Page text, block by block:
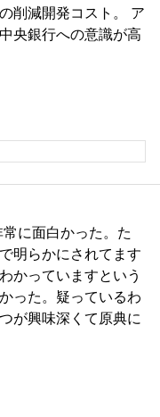
削減開発コスト。 ア
央銀行への意識が高
に面白かった。た
明らかにされてます
かっていますという
った。疑っているわ
が興味深くて原典に